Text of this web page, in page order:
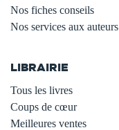
Nos fiches conseils
Nos services aux auteurs
LIBRAIRIE
Tous les livres
Coups de cœur
Meilleures ventes